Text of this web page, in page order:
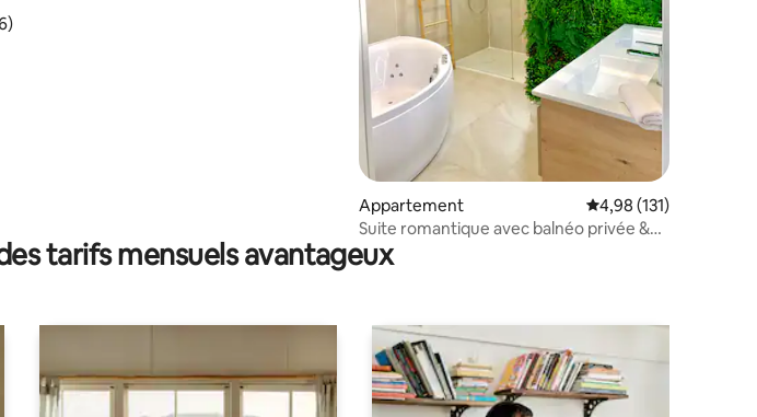
sur 5
moyenne sur la base de 66 commentaires : 5 sur 5
Appartement Évaluation moyenne
4,98 (131)
Suite romantique avec balnéo privée &
terrasse
tarifs mensuels avantageux